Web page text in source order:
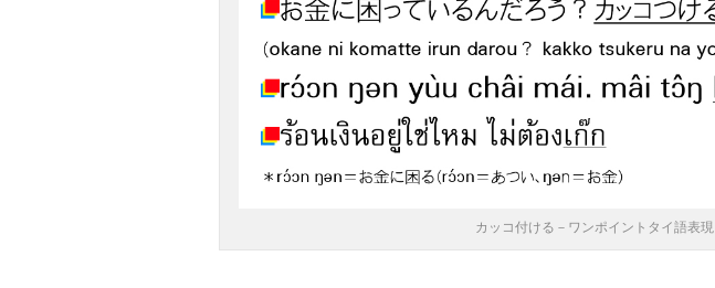
カッコ付ける－ワンポイントタイ語表現